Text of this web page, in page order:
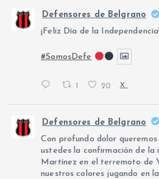
Defensores de Belgrano
¡Feliz Día de la Independencia!
#SomosDefe
1 20 X
Defensores de Belgrano
Con profundo dolor
ustedes la confirmación de la
Martínez en el terremoto de
nuestros colores jugando en